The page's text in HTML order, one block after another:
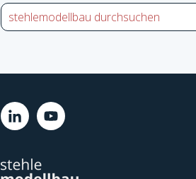
Dies ist ein Suchfeld mit einer